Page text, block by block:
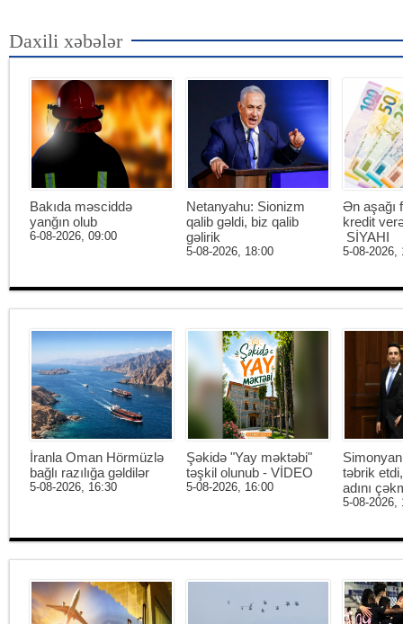
Daxili xəbələr
Bakıda məsciddə
yanğın olub
6-08-2026, 09:00
Netanyahu: Sionizm
qalib gəldi, biz qalib
gəlirik
5-08-2026, 18:00
Ən aşağı
kredit
SİYAHI
5-08-2026,
İranla Oman Hörmüzlə
bağlı razılığa gəldilər
5-08-2026, 16:30
Şəkidə "Yay məktəbi"
təşkil olunub - VİDEO
5-08-2026, 16:00
təbrik
adını
5-08-2026,